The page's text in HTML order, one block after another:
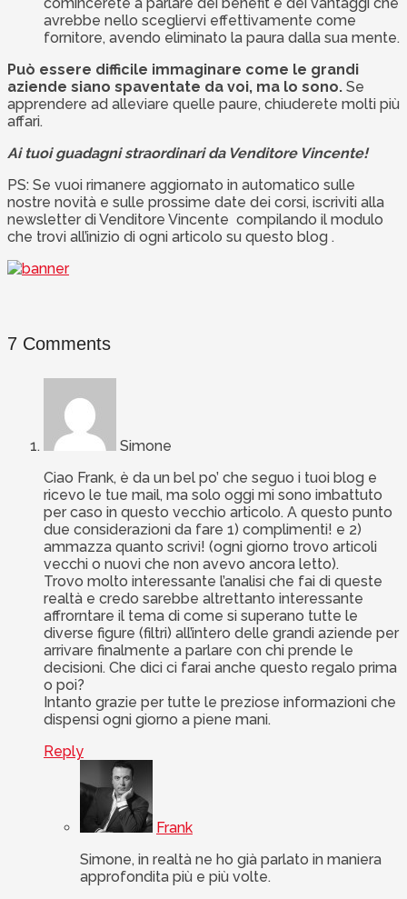
avrebbe nello scegliervi effettivamente come
fornitore, avendo eliminato la paura dalla sua mente.
Può essere difficile immaginare come le grandi
aziende siano spaventate da voi, ma lo sono. Se
apprendere ad alleviare quelle paure, chiuderete molti più
affari.
Ai tuoi guadagni straordinari da Venditore Vincente!
PS: Se vuoi rimanere aggiornato in automatico sulle
nostre novità e sulle prossime date dei corsi, iscriviti alla
newsletter di Venditore Vincente compilando il modulo
che trovi all’inizio di ogni articolo su questo blog .
7 Comments
Simone
Ciao Frank, è da un bel po’ che seguo i tuoi blog e
ricevo le tue mail, ma solo oggi mi sono imbattuto
per caso in questo vecchio articolo. A questo punto
due considerazioni da fare 1) complimenti! e 2)
ammazza quanto scrivi! (ogni giorno trovo articoli
vecchi o nuovi che non avevo ancora letto).
Trovo molto interessante l’analisi che fai di queste
realtà e credo sarebbe altrettanto interessante
affrorntare il tema di come si superano tutte le
diverse figure (filtri) all’intero delle grandi aziende per
arrivare finalmente a parlare con chi prende le
decisioni. Che dici ci farai anche questo regalo prima
o poi?
Intanto grazie per tutte le preziose informazioni che
dispensi ogni giorno a piene mani.
Reply
Frank
Simone, in realtà ne ho già parlato in maniera
approfondita più e più volte.